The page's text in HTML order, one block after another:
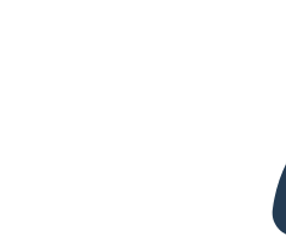
SLAYT